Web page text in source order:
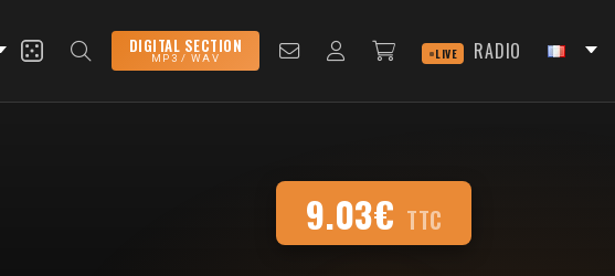
DIGITAL SECTION
MP3 / WAV LIVE RADIO
9.03€ TTC